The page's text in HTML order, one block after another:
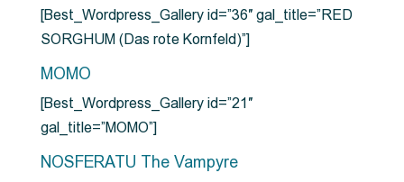
[Best_Wordpress_Gallery id=”36″ gal_title=”RED
SORGHUM (Das rote Kornfeld)”]
MOMO
[Best_Wordpress_Gallery id=”21″
gal_title=”MOMO”]
NOSFERATU The Vampyre